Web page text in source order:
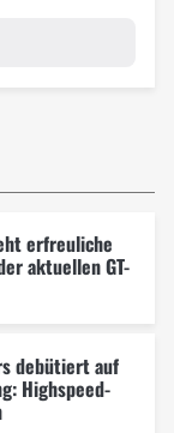
erfreuliche
aktuellen GT-
debütiert auf
Highspeed-